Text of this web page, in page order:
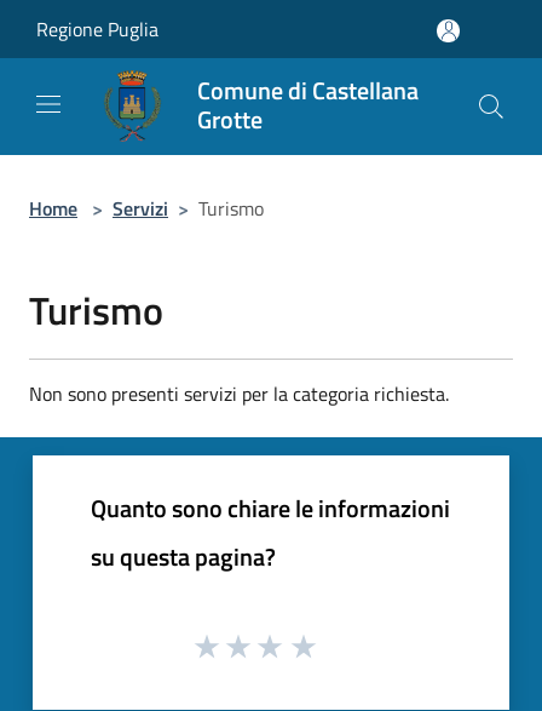
Regione Puglia
Comune di Castellana
Grotte
Home > Servizi > Turismo
Turismo
Non sono presenti servizi per la categoria richiesta.
Quanto sono chiare le informazioni
su questa pagina?